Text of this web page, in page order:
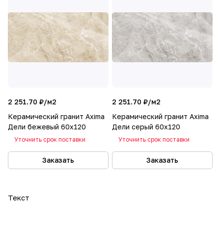
2 251.70 ₽/м2
Керамический гранит Axima
Дели бежевый 60x120
Уточнить срок поставки
Заказать
2 251.70 ₽/м2
Керамический гранит Axima
Дели серый 60x120
Уточнить срок поставки
Заказать
Текст